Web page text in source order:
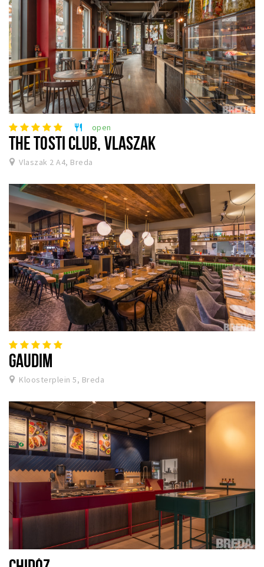
restaurant open
THE TOSTI CLUB, VLASZAK
Vlaszak 2 A4, Breda
GAUDIM
Kloosterplein 5, Breda